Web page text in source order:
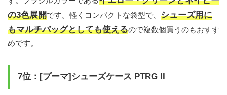
の3色展開です。軽くコンパクトな袋型で、 シューズ用に
もマルチバッグとしても使えるので複数個買うのもおすす
めです。
7位：[プーマ]シューズケース PTRG II